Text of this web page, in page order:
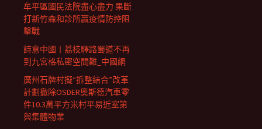
牟平區國民法院盡心盡力 果斷
打新竹森和診所贏疫情防控阻
擊戰
詩意中國丨荔枝驛路蜀道不再
到九宮格私密空間難_中國網
廣州石牌村擬“拆整結合”改革
計劃撤除OSDER奧斯德汽車零
件10.3萬平方米村平易近室第
與集體物業